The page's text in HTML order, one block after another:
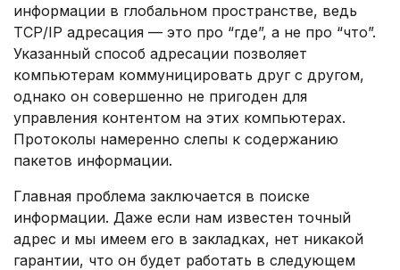
информации в глобальном пространстве, ведь
TCP/IP адресация — это про “где”, а не про “что”.
Указанный способ адресации позволяет
компьютерам коммуницировать друг с другом,
однако он совершенно не пригоден для
управления контентом на этих компьютерах.
Протоколы намеренно слепы к содержанию
пакетов информации.
Главная проблема заключается в поиске
информации. Даже если нам известен точный
адрес и мы имеем его в закладках, нет никакой
гарантии, что он будет работать в следующем